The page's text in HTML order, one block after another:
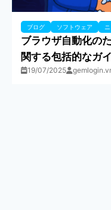
ブログ ソフトウェア
ブラウザ自動化の
関する包括的なガ
19/07/2025